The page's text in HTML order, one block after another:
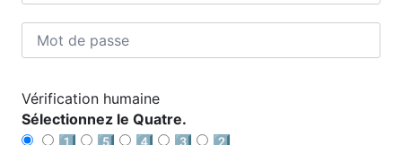
Vérification humaine
Sélectionnez le Quatre.